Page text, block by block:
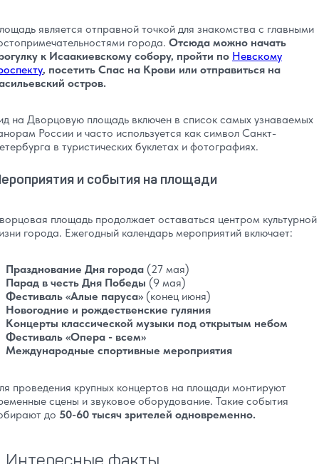
является отправной точкой для знакомства с главными
города. Отсюда можно начать
к Исаакиевскому собору, пройти по Невскому
, посетить Спас на Крови или отправиться на
остров.
на Дворцовую площадь включен в список самых узнаваемых
России и часто используется как символ Санкт-
в туристических буклетах и фотографиях.
и события на площади
площадь продолжает оставаться центром культурной
города. Ежегодный календарь мероприятий включает:
Празднование Дня города (27 мая)
Парад в честь Дня Победы (9 мая)
Фестиваль «Алые паруса» (конец июня)
Новогодние и рождественские гуляния
Концерты классической музыки под открытым небом
Фестиваль «Опера - всем»
Международные спортивные мероприятия
проведения крупных концертов на площади монтируют
сцены и звуковое оборудование. Такие события
до 50-60 тысяч зрителей одновременно.